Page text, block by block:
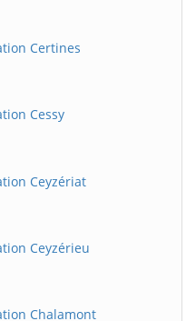
Certines
Cessy
Ceyzériat
Ceyzérieu
Chalamont